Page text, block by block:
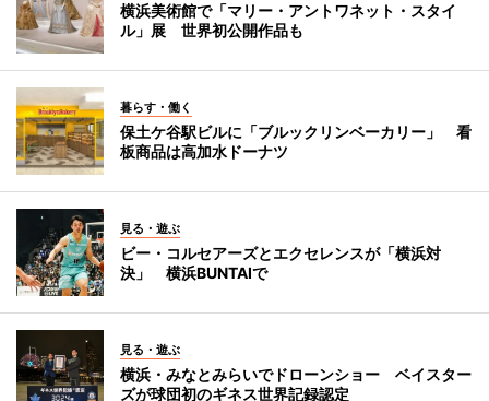
横浜美術館で「マリー・アントワネット・スタイ
ル」展 世界初公開作品も
暮らす・働く
保土ケ谷駅ビルに「ブルックリンベーカリー」 看
板商品は高加水ドーナツ
見る・遊ぶ
ビー・コルセアーズとエクセレンスが「横浜対
決」 横浜BUNTAIで
見る・遊ぶ
横浜・みなとみらいでドローンショー ベイスター
ズが球団初のギネス世界記録認定